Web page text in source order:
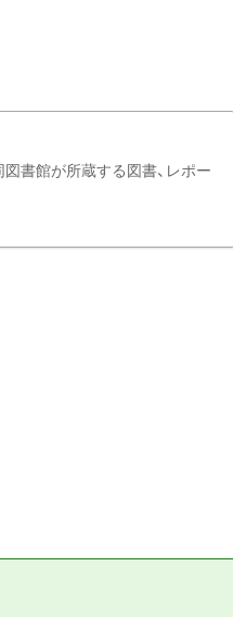
書館が所蔵する図書、レポー